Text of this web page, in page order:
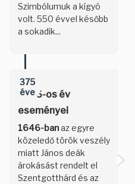
Szimbólumuk a kígyó
volt. 550 évvel később
a sokadik...
375
éve
1646-os év
eseményei
1646-banaz egyre
közeledő török veszély
miatt János deák
árokásást rendelt el
Szentgotthárd és az